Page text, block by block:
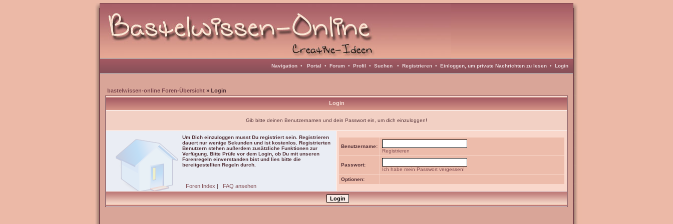
Navigation • Portal • Forum • Profil • Suchen • Registrieren • Einloggen, um private Nachrichten zu lesen • Login
bastelwissen-online Foren-Übersicht » Login
Login
Gib bitte deinen Benutzernamen und dein Passwort ein, um dich einzuloggen!
Um Dich einzuloggen musst Du registriert sein. Registrieren
dauert nur wenige Sekunden und ist kostenlos. Registrierten
Benutzern stehen außerdem zusätzliche Funktionen zur
Verfügung. Bitte Prüfe vor dem Login, ob Du mit unseren
Forenregeln einverstanden bist und lies bitte die
bereitgestellten Regeln durch.
Foren Index | FAQ ansehen
Benutzername:
Registrieren
Passwort:
Ich habe mein Passwort vergessen!
Optionen: